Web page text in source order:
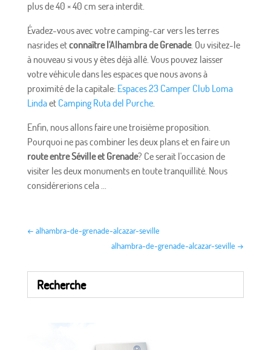
plus de 40 × 40 cm sera interdit.
Évadez-vous avec votre camping-car vers les terres
nasrides etconnaître l'Alhambra de Grenade. Ou visitez-le
à nouveau si vous y êtes déjà allé. Vous pouvez laisser
votre véhicule dans les espaces que nous avons à
proximité de la capitale: Espaces 23 Camper Club Loma
Lindaet Camping Ruta del Purche.
Enfin, nous allons faire une troisième proposition.
Pourquoi ne pas combiner les deux plans et en faire un
route entre Séville et Grenade? Ce serait l'occasion de
visiter les deux monuments en toute tranquillité. Nous
considérerions cela ...
← alhambra-de-grenade-alcazar-seville
alhambra-de-grenade-alcazar-seville →